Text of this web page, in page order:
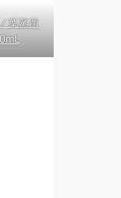
葉蒸留